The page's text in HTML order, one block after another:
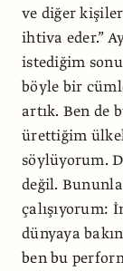
ve diğer
ihtiva eder.”
istediğim
böyle bir
artık. Ben de
ürettiğim
söylüyorum.
değil.
çalışıyorum:
dünyaya
ben bu